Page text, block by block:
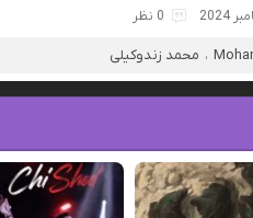
0 نظر
، محمد زندوکیلی